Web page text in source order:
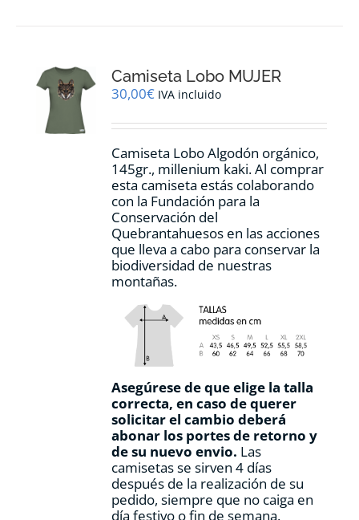
se
pueden
en
página
de
producto
Camiseta Lobo MUJER
30,00€ IVA incluido
Camiseta Lobo Algodón orgánico,
145gr., millenium kaki. Al comprar
esta camiseta estás colaborando
con la Fundación para la
Conservación del
Quebrantahuesos en las acciones
que lleva a cabo para conservar la
biodiversidad de nuestras
montañas.
Asegúrese de que elige la talla
correcta, en caso de querer
solicitar el cambio deberá
abonar los portes de retorno y
de su nuevo envio. Las
camisetas se sirven 4 días
después de la realización de su
pedido, siempre que no caiga en
día festivo o fin de semana.